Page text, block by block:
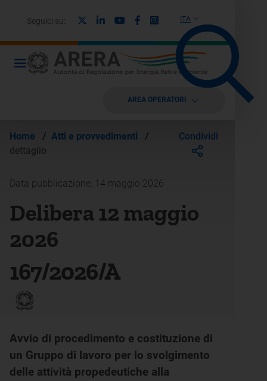
ITA
Seguici su: LinkedinYoutubeFacebook
Instagram
AREA OPERATORI
Home / Atti e provvedimenti
/
dettaglio
Condividi
Data pubblicazione: 14 maggio 2026
Delibera 12 maggio
2026
167/2026/A
Avvio di procedimento e costituzione di
un Gruppo di lavoro per lo svolgimento
delle attività propedeutiche alla